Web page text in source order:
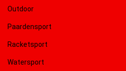
Outdoor
Paardensport
Racketsport
Watersport